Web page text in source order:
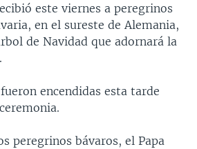
este viernes a peregrinos
en el sureste de Alemania,
de Navidad que adornará la
encendidas esta tarde
peregrinos bávaros, el Papa